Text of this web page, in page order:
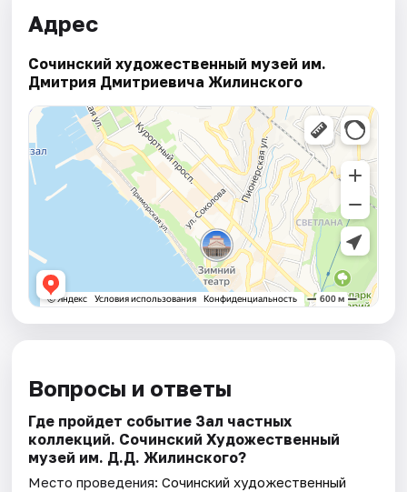
Адрес
Сочинский художественный музей им.
Дмитрия Дмитриевича Жилинского
Вопросы и ответы
Где пройдет событие Зал частных
коллекций. Сочинский Художественный
музей им. Д.Д. Жилинского?
Место проведения:Сочинский художественный